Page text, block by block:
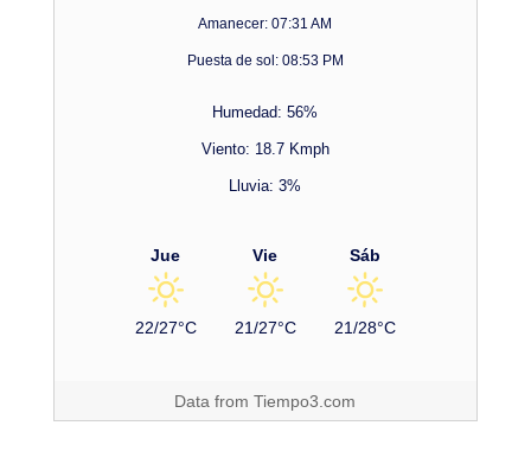
Amanecer: 07:31 AM
Puesta de sol: 08:53 PM
Humedad: 56%
Viento: 18.7 Kmph
Lluvia: 3%
Jue
22/27°C
Vie
21/27°C
Sáb
21/28°C
Data fromTiempo3.com